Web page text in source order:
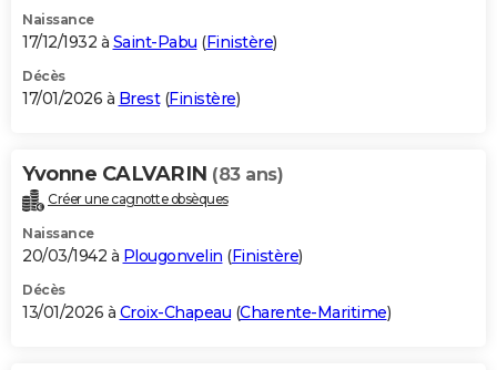
Naissance
17/12/1932 à Saint-Pabu (Finistère)
Décès
17/01/2026 à Brest(Finistère)
Yvonne CALVARIN (83 ans)
Créer une cagnotte obsèques
Naissance
20/03/1942 à Plougonvelin (Finistère)
Décès
13/01/2026 à Croix-Chapeau (Charente-Maritime)